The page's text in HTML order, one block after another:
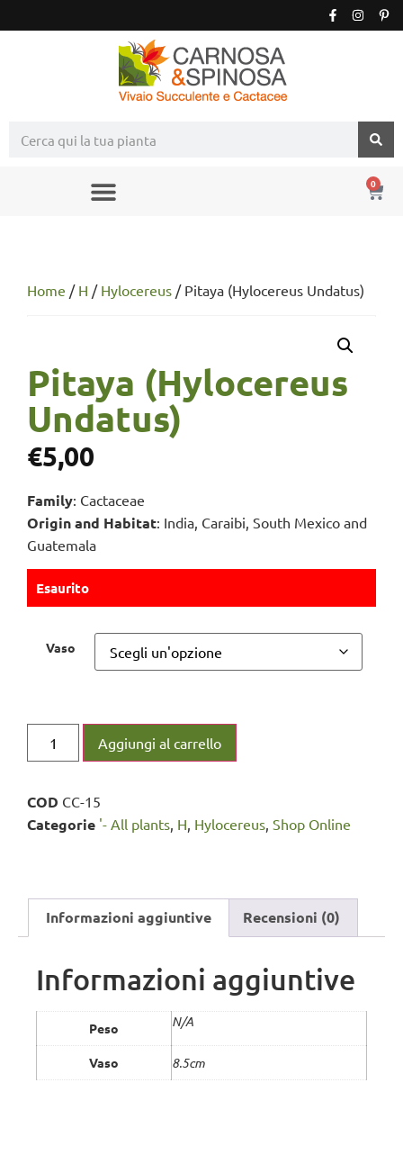
0
Home / H / Hylocereus / Pitaya (Hylocereus Undatus)
Pitaya (Hylocereus
Undatus)
€5,00
Family: Cactaceae
Origin and Habitat: India, Caraibi, South Mexico and
Guatemala
Esaurito
Vaso
Aggiungi al carrello
COD CC-15
Categorie '- All plants H Hylocereus Shop Online
Informazioni aggiuntive Recensioni (0)
Informazioni aggiuntive
Peso N/A
Vaso 8.5cm